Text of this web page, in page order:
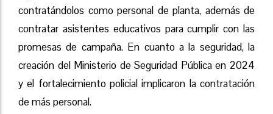
contratándolos como personal de planta, además de
contratar asistentes educativos para cumplir con las
promesas de campaña. En cuanto a la seguridad, la
creación del Ministerio de Seguridad Pública en 2024
y el fortalecimiento policial implicaron la contratación
de más personal.